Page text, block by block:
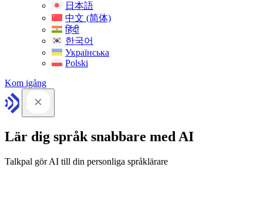
日本語
中文 (简体)
हिंदी
한국어
Українська
Polski
Kom igång
Lär dig språk snabbare med AI
Talkpal gör AI till din personliga språklärare